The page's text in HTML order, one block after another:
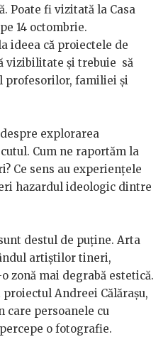
Poate fi vizitată la Casa
14 octombrie.
ideea că proiectele de
vizibilitate și trebuie să
profesorilor, familiei și
explorarea
Cum ne raportăm la
Ce sens au experiențele
hazardul ideologic dintre
destul de puține. Arta
artiștilor tineri,
zonă mai degrabă estetică.
Andreei Călărașu,
care persoanele cu
o fotografie.